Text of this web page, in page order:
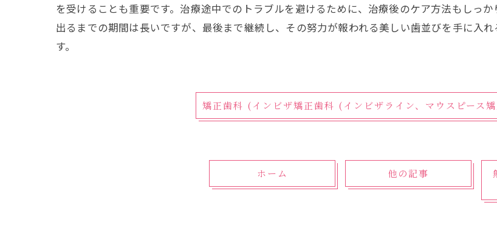
を受けることも重要です。治療途中でのトラブルを避けるために、治療後のケア方法もしっ
出るまでの期間は長いですが、最後まで継続し、その努力が報われる美しい歯並びを手に入
す。
矯正歯科 (インビザ矯正歯科 (インビザライン、マウスピース
ホーム 他の記事